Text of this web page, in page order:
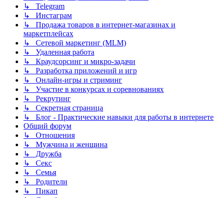
↳ Telegram
↳ Инстаграм
↳ Продажа товаров в интернет-магазинах и
маркетплейсах
↳ Сетевой маркетинг (MLM)
↳ Удаленная работа
↳ Краудсорсинг и микро-задачи
↳ Разработка приложений и игр
↳ Онлайн-игры и стриминг
↳ Участие в конкурсах и соревнованиях
↳ Рекрутинг
↳ Секретная страница
↳ Блог - Практические навыки для работы в интернете
Общий форум
↳ Отношения
↳ Мужчина и женщина
↳ Дружба
↳ Секс
↳ Семья
↳ Родители
↳ Пикап